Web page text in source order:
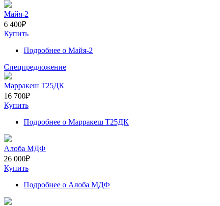
Майя-2
6 400₽
Купить
Подробнее о Майя-2
Спецпредложение
Марракеш Т25ДК
16 700₽
Купить
Подробнее о Марракеш Т25ДК
Алоба МДФ
26 000₽
Купить
Подробнее о Алоба МДФ